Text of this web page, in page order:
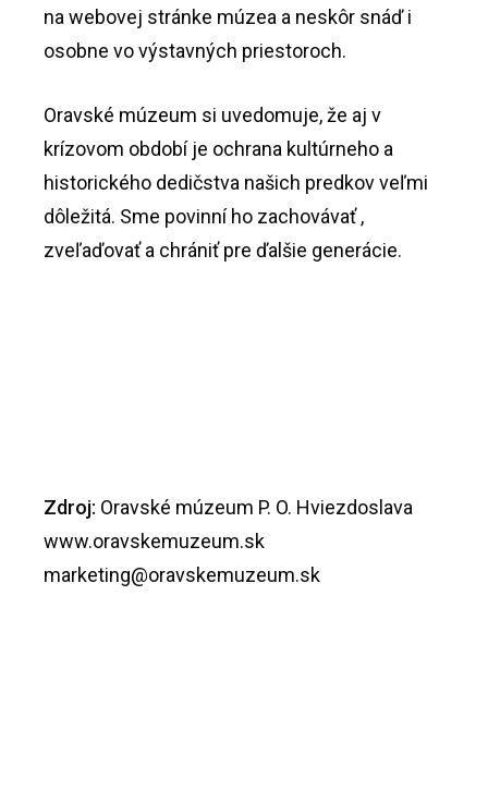
na webovej stránke múzea a neskôr snáď i
osobne vo výstavných priestoroch.
Oravské múzeum si uvedomuje, že aj v
krízovom období je ochrana kultúrneho a
historického dedičstva našich predkov veľmi
dôležitá. Sme povinní ho zachovávať ,
zveľaďovať a chrániť pre ďalšie generácie.
Zdroj: Oravské múzeum P. O. Hviezdoslava
www.oravskemuzeum.sk
marketing@oravskemuzeum.sk